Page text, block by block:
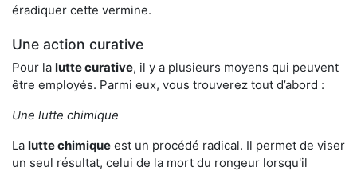
éradiquer cette vermine.
Une action curative
Pour la lutte curative, il y a plusieurs moyens qui peuvent
être employés. Parmi eux, vous trouverez tout d’abord :
Une lutte chimique
La lutte chimique est un procédé radical. Il permet de viser
un seul résultat, celui de la mort du rongeur lorsqu'il